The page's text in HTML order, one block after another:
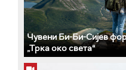
Чувени Би-Би-Сијев
„Трка око света“